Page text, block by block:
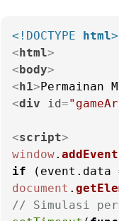
<!DOCTYPE html>
<html>
<body>
<h1>Permainan
<div id=
<script>
window.
if (event. data
document .
// Simulasi